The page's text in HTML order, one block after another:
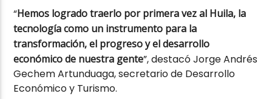
“Hemos logrado traerlo por primera vez al Huila, la
tecnología como un instrumento para la
transformación, el progreso y el desarrollo
económico de nuestra gente”, destacó Jorge Andrés
Gechem Artunduaga, secretario de Desarrollo
Económico y Turismo.